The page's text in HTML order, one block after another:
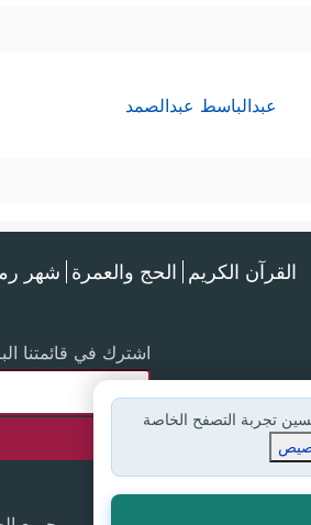
عبدالباسط عبدالصمد
القرآن الكريم الحج والعمرة شهر
اشترك في قائمتنا
تجربة التصفح الخاصة